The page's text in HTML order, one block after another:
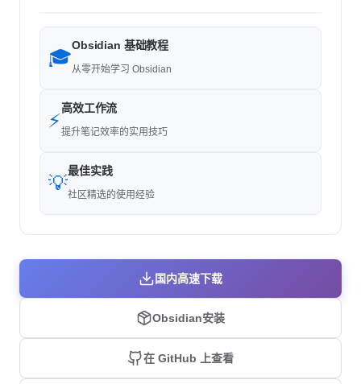
🎓
Obsidian 基础教程
从零开始学习 Obsidian
⚡
高效工作流
提升笔记效率的实用技巧
💡
最佳实践
社区精选的使用经验
国内高速下载
Obsidian安装
在 GitHub 上查看